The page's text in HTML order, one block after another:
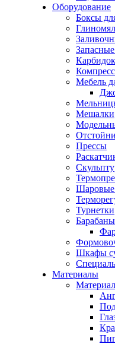
Оборудование
Боксы
Мебель
Мешалки
Прессы
Турнетки
Шкафы
Материалы